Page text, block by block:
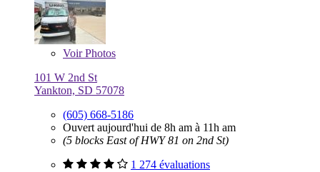
VoirPhotos
101 W 2nd St
Yankton, SD 57078
(605) 668-5186
Ouvert aujourd'hui de 8h am à 11h am
(5 blocks East of HWY 81 on 2nd St)
1 274 évaluations